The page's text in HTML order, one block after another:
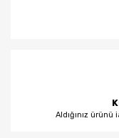
Aldığınız